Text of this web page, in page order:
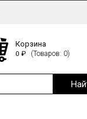
Корзина
0 ₽ (Товаров: 0)